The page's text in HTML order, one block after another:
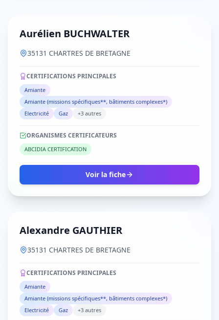
Aurélien BUCHWALTER
35131 CHARTRES DE BRETAGNE
CERTIFICATIONS PRINCIPALES
Amiante
Amiante (missions spécifiques**, bâtiments complexes*)
Electricité
Gaz +3 autres
ORGANISMES CERTIFICATEURS
ABCIDIA CERTIFICATION
Voir la fiche
Alexandre GAUTHIER
35131 CHARTRES DE BRETAGNE
CERTIFICATIONS PRINCIPALES
Amiante
Amiante (missions spécifiques**, bâtiments complexes*)
Electricité
Gaz +3 autres